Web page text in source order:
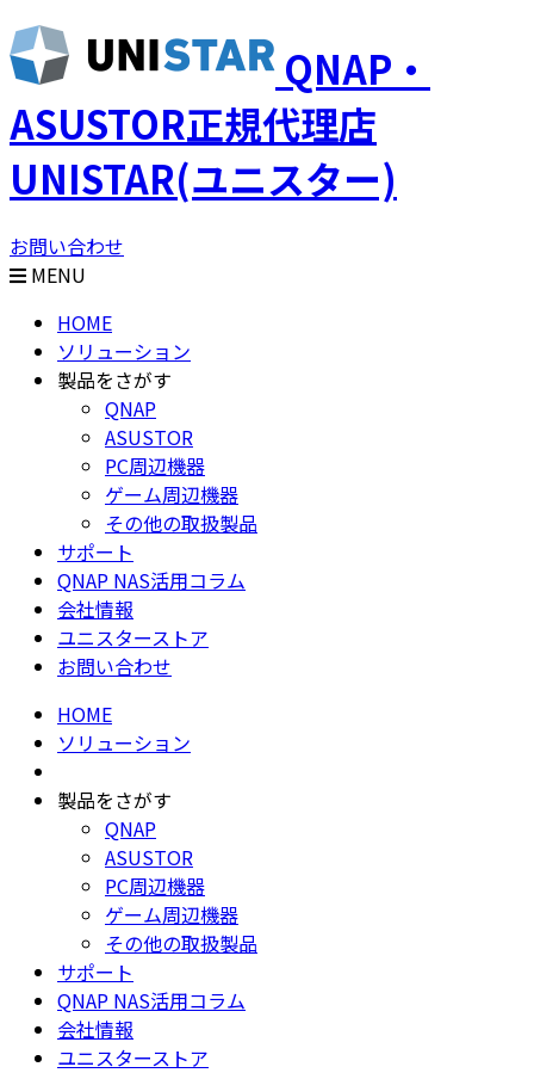
QNAP・
ASUSTOR正規代理店
UNISTAR(ユニスター)
お問い合わせ
MENU
HOME
ソリューション
製品をさがす
QNAP
ASUSTOR
PC周辺機器
ゲーム周辺機器
その他の取扱製品
サポート
QNAP NAS活用コラム
会社情報
ユニスターストア
お問い合わせ
HOME
ソリューション
製品をさがす
QNAP
ASUSTOR
PC周辺機器
ゲーム周辺機器
その他の取扱製品
サポート
QNAP NAS活用コラム
会社情報
ユニスターストア